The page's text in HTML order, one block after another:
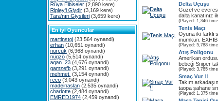
Rüya Elbiseler (2,890 kere)
Ripley'i Giydir (3,169 kere)
Tara'nın Giysileri (3,659 kere)
En iyi Oyuncular
martinstoj (23,564 oynandi)
erhan (10,651 oynandi)
nurcuk (6,968 oynandi)
nügzö (5,514 oynandi)
aqan_23 (4,676 oynandi)
gamzefb (3,291 oynandi)
mehmet. (3,154 oynandi)
reco (3,043 oynandi)
madeinaslan (2,535 oynandi)
charlotte (2,484 oynandi)
EMRED1974 (2,459 oynandi)
Delta Uçuşu
Güzel ve
dalta kanatınız
(Played: 1,346
Tenis Maçı
Oyuna iki farklı
mümkün.
(Played: 5,788
Atış Poligonu
Amerikan
bebeği Sniper
(Played: 3,785
Smaç Vur !!
Takım
taopa şahane
(Played: 1,375